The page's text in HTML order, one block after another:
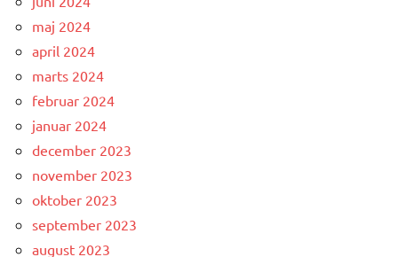
maj 2024
april 2024
marts 2024
februar 2024
januar 2024
december 2023
november 2023
oktober 2023
september 2023
august 2023